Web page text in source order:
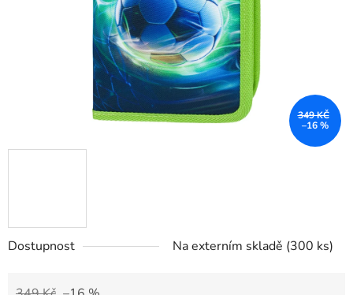
Dostupnost Na externím skladě (300 ks)
349 KČ
–16 %